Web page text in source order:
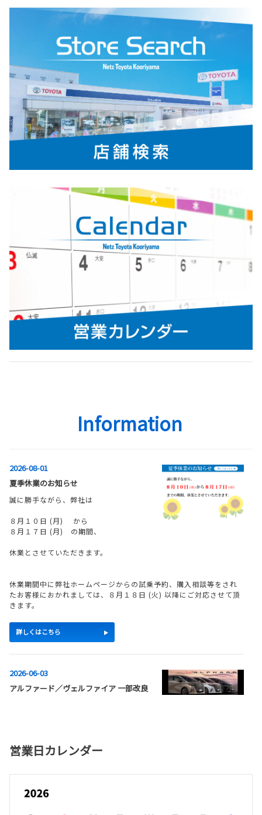
Information
2026-08-01
夏季休業のお知らせ
誠に勝手ながら、弊社は
８月１０日 (月) から
８月１７日 (月) の期間、
休業とさせていただきます。
休業期間中に弊社ホームページからの試乗予約、購入相談等をされ
たお客様におかれましては、８月１８日 (火) 以降にご対応させて頂
きます。
詳しくはこちら
2026-06-03
アルファード／ヴェルファイア 一部改良
それに伴い、ネッツトヨタ郡山では受注を再開しました。
✅ アルファード「Z」にプラグインハイブリッド（PHEV）を追加
営業日カレンダー